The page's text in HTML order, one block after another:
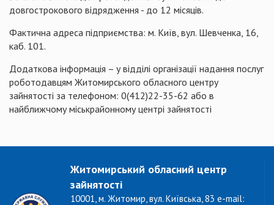
довгострокового відрядження - до 12 місяців.
Фактична адреса підприємства: м. Київ, вул. Шевченка, 16,
каб. 101.
Додаткова інформація – у відділі організації надання послуг
роботодавцям Житомирського обласного центру
зайнятості за телефоном: 0(412)22-35-62 або в
найближчому міськрайонному центрі зайнятості
Житомирський обласний центр
зайнятості
10001, м. Житомир, вул. Київська, 83 e-mail: